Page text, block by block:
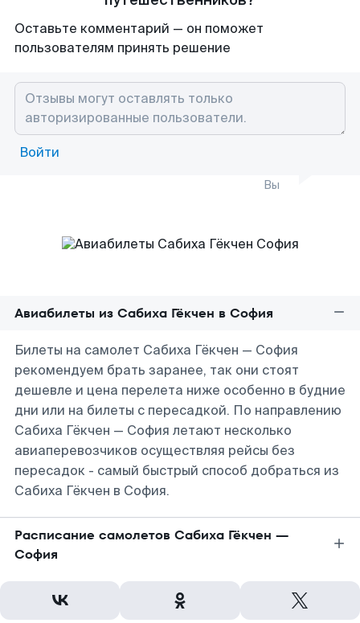
Оставьте комментарий — он поможет
пользователям принять решение
Войти
Вы
Авиабилеты из Сабиха Гёкчен в София
Билеты на самолет Сабиха Гёкчен — София
рекомендуем брать заранее, так они стоят
дешевле и цена перелета ниже особенно в будние
дни или на билеты с пересадкой. По направлению
Сабиха Гёкчен — София летают несколько
авиаперевозчиков осуществляя рейсы без
пересадок - самый быстрый способ добраться из
Сабиха Гёкчен в София.
Расписание самолетов Сабиха Гёкчен —
София